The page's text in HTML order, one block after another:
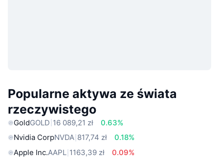
Popularne aktywa ze świata
rzeczywistego
GoldGOLD 16 089,21 zł
0.63%
Nvidia CorpNVDA 817,74 zł
0.18%
Apple Inc.AAPL 1163,39 zł
0.09%